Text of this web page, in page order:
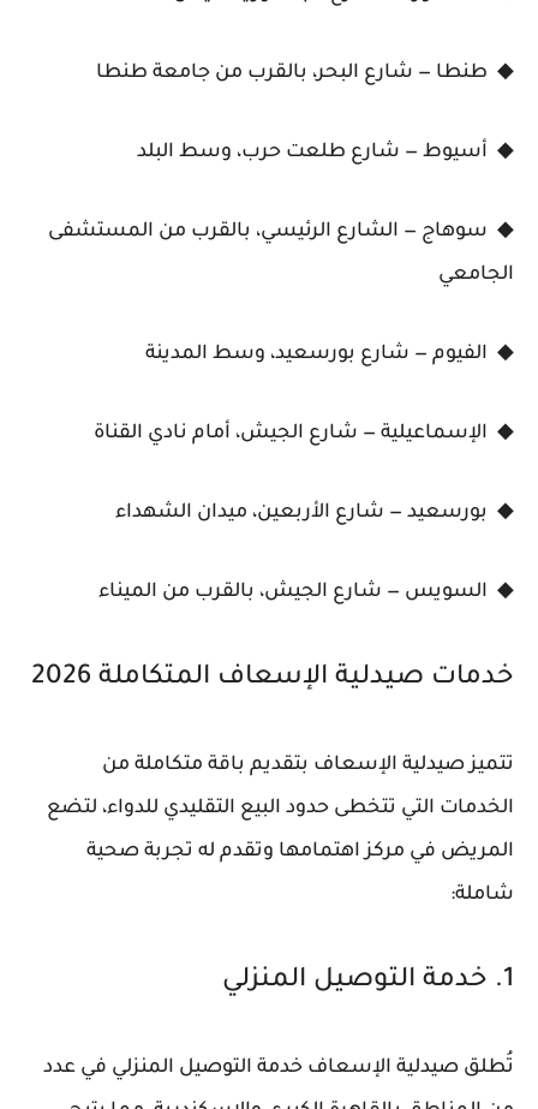
◆ طنطا — شارع البحر، بالقرب من جامعة طنطا
◆ أسيوط — شارع طلعت حرب، وسط البلد
◆ سوهاج — الشارع الرئيسي، بالقرب من المستشفى
الجامعي
◆ الفيوم — شارع بورسعيد، وسط المدينة
◆ الإسماعيلية — شارع الجيش، أمام نادي القناة
◆ بورسعيد — شارع الأربعين، ميدان الشهداء
◆ السويس — شارع الجيش، بالقرب من الميناء
خدمات صيدلية الإسعاف المتكاملة 2026
تتميز صيدلية الإسعاف بتقديم باقة متكاملة من
الخدمات التي تتخطى حدود البيع التقليدي للدواء، لتضع
المريض في مركز اهتمامها وتقدم له تجربة صحية
شاملة:
1. خدمة التوصيل المنزلي
تُطلق صيدلية الإسعاف خدمة التوصيل المنزلي في عدد